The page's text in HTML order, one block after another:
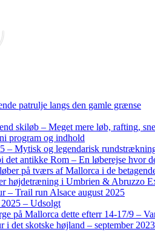
patrulje langs den gamle grænse
skiløb – Meget mere løb, rafting,
program og indhold
– Mytisk og legendarisk
antikke Rom – En løberejse hvor
på tværs af Mallorca i de
højdetræning i Umbrien & Abruzzo
– Trail run Alsace august 2025
– Udsolgt
på Mallorca dette efterr 14-17/9 –
det skotske højland – september